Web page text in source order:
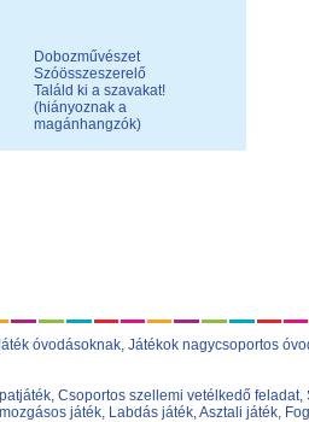
Dobozművészet
Szóösszeszerelő
Találd ki a szavakat!
(hiányoznak a
magánhangzók)
óvodásoknak, Játékok nagycsoportos
, Csoportos szellemi vetélkedő feladat,
játék, Labdás játék,Asztali játék,